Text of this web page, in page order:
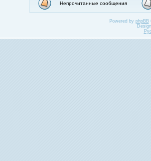
Непрочитанные сообщения
Powered by phpBB